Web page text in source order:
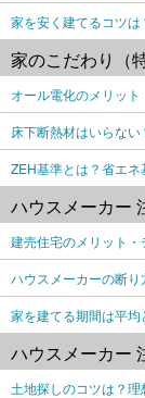
家を安く建てるコツ
家のこだわり（
オール電化のメリッ
床下断熱材はいらな
ZEH基準とは？省エ
ハウスメーカー
建売住宅のメリット
ハウスメーカーの断
家を建てる期間は平
ハウスメーカー
土地探しのコツは？